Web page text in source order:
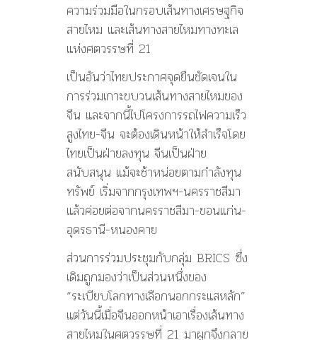
ความร่วมมือในกรอบเส้นทางเศรษฐกิจ
สายไหม และเส้นทางสายไหมทางทะเล
แห่งศตวรรษที่ 21
เป็นอันว่าไทยประกาศจุดยืนชัดเจนใน
การร่วมเกาะขบวนเส้นทางสายไหมของ
จีน และจากนี้ไปโครงการรถไฟความเร็ว
สูงไทย-จีน จะต้องเดินหน้าให้สำเร็จโดย
ไทยเป็นฝ่ายลงทุน จีนเป็นฝ่าย
สนับสนุน แม้จะช้าหน่อยตามกำลังทุน
ทรัพย์ เริ่มจากกรุงเทพฯ-นครราชสีมา
แล้วค่อยต่อจากนครราชสีมา-ขอนแก่น-
อุดรธานี-หนองคาย
ส่วนการร่วมประชุมกับกลุ่ม BRICS ซึ่ง
เดิมถูกมองว่าเป็นส่วนหนึ่งของ
“ระเบียบโลกทางเลือกนอกกระแสหลัก”
แต่วันนี้เมื่อจีนออกหน้าเอาเรื่องเส้นทาง
สายไหมในศตวรรษที่ 21 มาผูกจึงกลาย